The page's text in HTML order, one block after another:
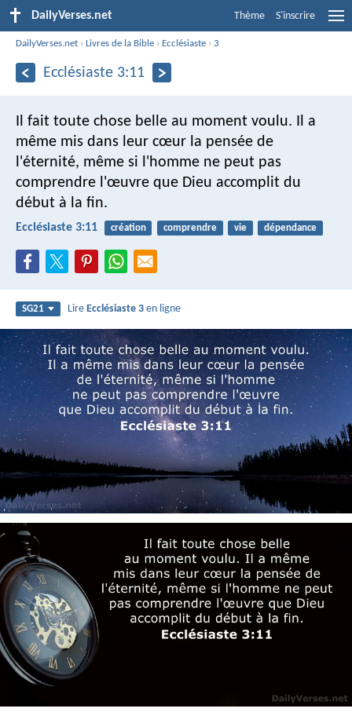
DailyVerses.net Thème S'inscrire
DailyVerses.net ›Livres de la Bible › Ecclésiaste ›3
Ecclésiaste 3:11
Il fait toute chose belle au moment voulu. Il a
même mis dans leur cœur la pensée de
l'éternité, même si l'homme ne peut pas
comprendre l'œuvre que Dieu accomplit du
début à la fin.
Ecclésiaste 3:11 création comprendre vie dépendance
SG21 LireEcclésiaste 3 en ligne